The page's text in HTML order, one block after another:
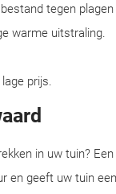
tegen
warme uitstraling.
prijs.
in uw tuin? Een
en geeft uw tuin